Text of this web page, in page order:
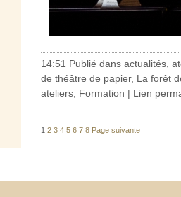
14:51 Publié dans actualités,
de théâtre de papier, La forêt
ateliers, Formation | Lien
1 2 3 4 5 6 7 8 Page suivante